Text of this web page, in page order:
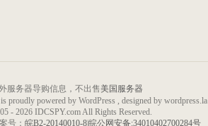
服务器导购信息，不出售美国服务器
powered by WordPress , designed by wordpress.la
- 2026 IDCSPY.com All Rights Reserved.
号： 皖B2-20140010-8皖公网安备:34010402700284号